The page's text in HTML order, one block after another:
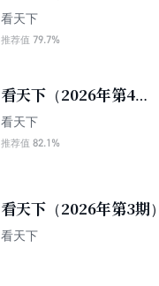
期）
看天下
推荐值 79.7%
看天下（2026年第4
期）
看天下
推荐值 82.1%
看天下（2026年第3期）
看天下